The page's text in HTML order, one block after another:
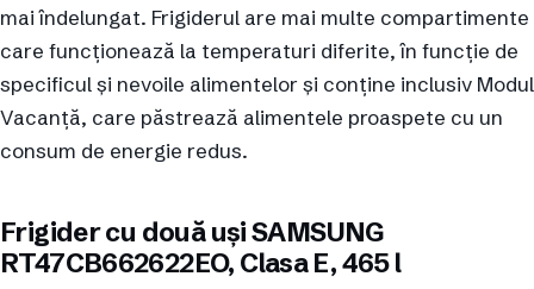
mai îndelungat. Frigiderul are mai multe compartimente
care funcționează la temperaturi diferite, în funcție de
specificul și nevoile alimentelor și conține inclusiv Modul
Vacanță, care păstrează alimentele proaspete cu un
consum de energie redus.
Frigider cu două uși SAMSUNG
RT47CB662622EO, Clasa E, 465 l